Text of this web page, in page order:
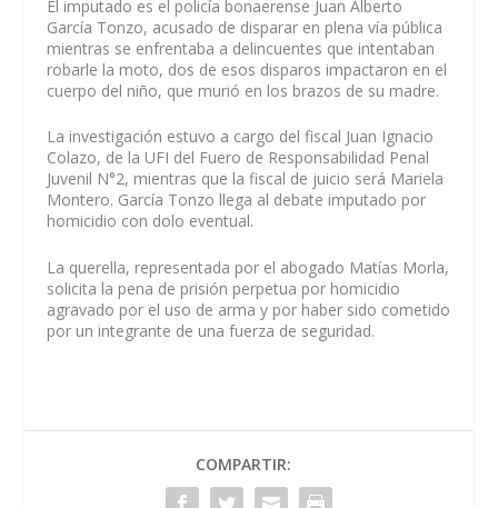
El imputado es el policía bonaerense Juan Alberto
García Tonzo, acusado de disparar en plena vía pública
mientras se enfrentaba a delincuentes que intentaban
robarle la moto, dos de esos disparos impactaron en el
cuerpo del niño, que murió en los brazos de su madre.
La investigación estuvo a cargo del fiscal Juan Ignacio
Colazo, de la UFI del Fuero de Responsabilidad Penal
Juvenil N°2, mientras que la fiscal de juicio será Mariela
Montero. García Tonzo llega al debate imputado por
homicidio con dolo eventual.
La querella, representada por el abogado Matías Morla,
solicita la pena de prisión perpetua por homicidio
agravado por el uso de arma y por haber sido cometido
por un integrante de una fuerza de seguridad.
COMPARTIR: